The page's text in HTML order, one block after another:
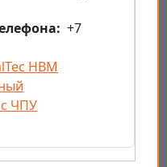
+7
HBM
с ЧПУ